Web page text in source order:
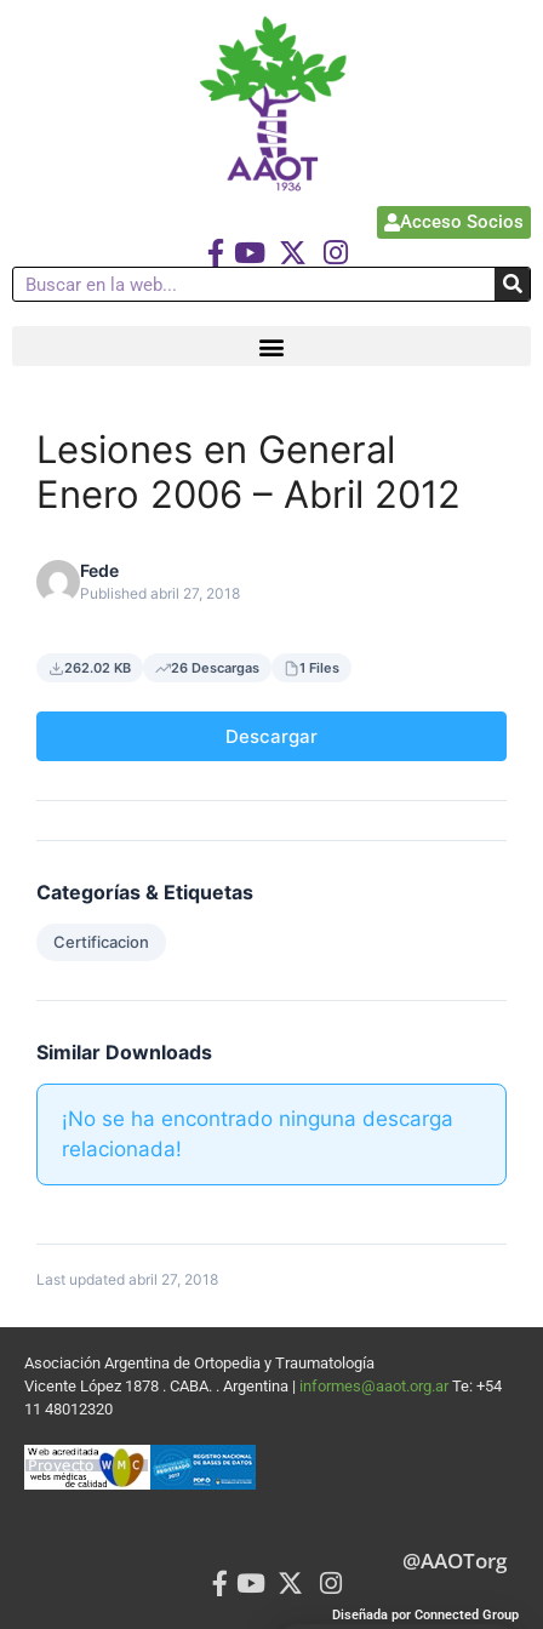
Acceso Socios
Lesiones en General
Enero 2006 – Abril 2012
Fede
Published abril 27, 2018
262.02 KB 26 Descargas 1 Files
Descargar
Categorías & Etiquetas
Certificacion
Similar Downloads
¡No se ha encontrado ninguna descarga
relacionada!
Last updated abril 27, 2018
Asociación Argentina de Ortopedia y Traumatología
Vicente López 1878 . CABA. . Argentina | informes@aaot.org.ar Te: +54
11 48012320
@AAOTorg
Diseñada por Connected Group